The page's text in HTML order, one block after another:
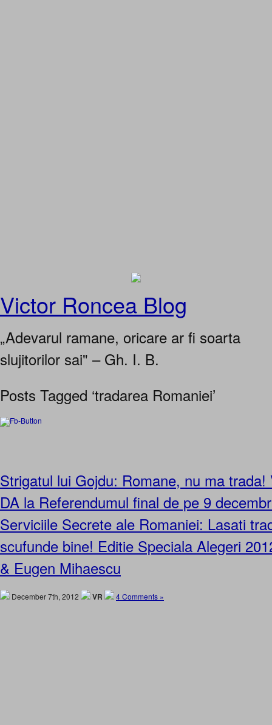
Victor Roncea Blog
„Adevarul ramane, oricare ar fi soarta
slujitorilor sai" – Gh. I. B.
Posts Tagged ‘tradarea Romaniei’
Strigatul lui Gojdu: Romane, nu ma trada!
DA la Referendumul final de pe 9
Serviciile Secrete ale Romaniei: Lasati
scufunde bine! Editie Speciala Alegeri
& Eugen Mihaescu
December 7th, 2012 VR 4 Comments »